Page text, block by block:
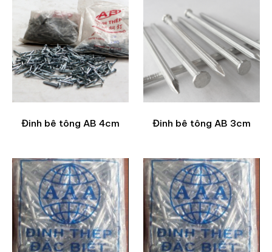
Đinh bê tông AB 4cm Đinh bê tông AB 3cm